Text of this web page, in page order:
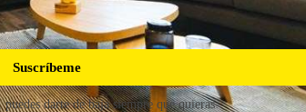
Suscríbeme
darte de baja siempre que quieras